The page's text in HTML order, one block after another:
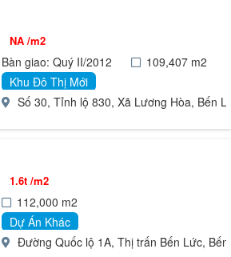
NA /m2
Bàn giao: Quý II/2012
109,407 m2
Khu Đô Thị Mới
Số 30, Tỉnh lộ 830, Xã Lương Hòa, Bến
1.6t /m2
112,000 m2
Dự Án Khác
Đường Quốc lộ 1A, Thị trấn Bến Lức,